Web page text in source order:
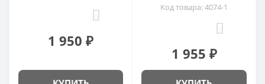
1 950 ₽
Код товара: 4074-1
1 955 ₽